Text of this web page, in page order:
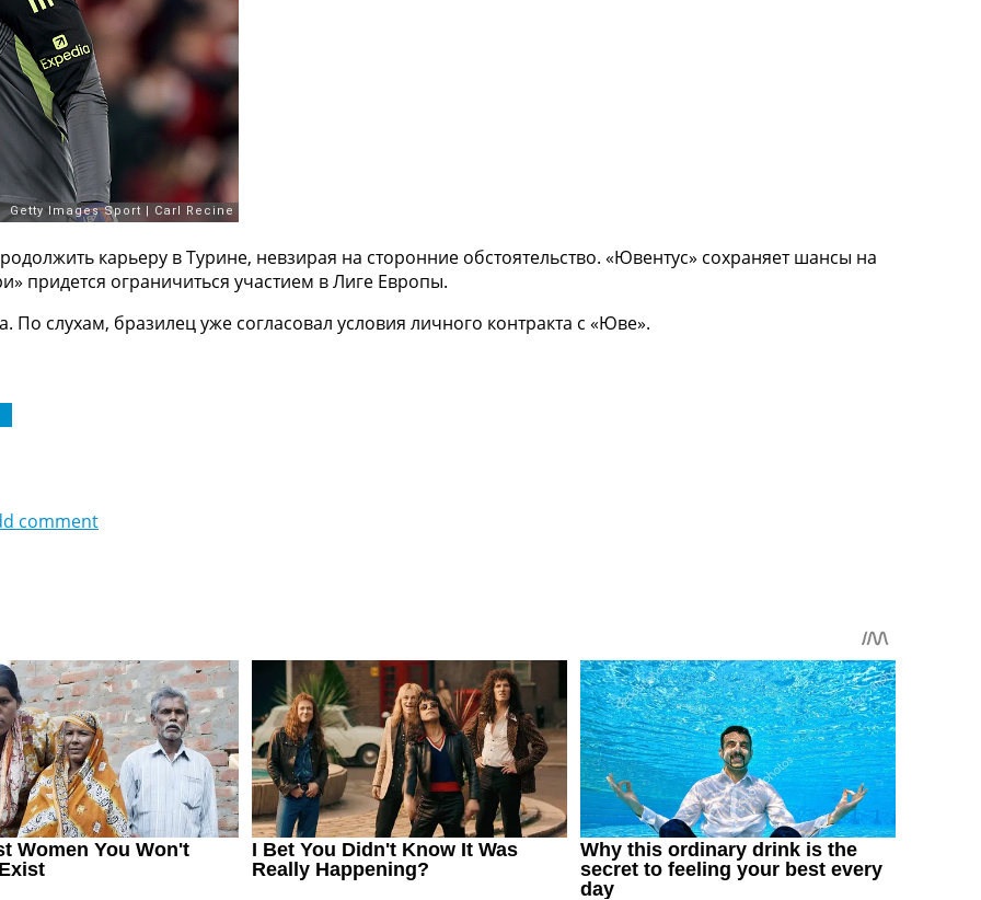
карьеру в Турине, невзирая на сторонние обстоятельство. «Ювентус» сохраняет шансы на
придется ограничиться участием в Лиге Европы.
По слухам, бразилец уже согласовал условия личного контракта с «Юве».
comment